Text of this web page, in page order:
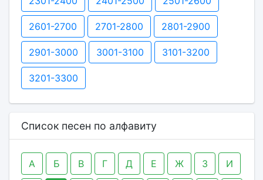
2601-2700 2701-2800 2801-2900
2901-3000 3001-3100 3101-3200
3201-3300
Список песен по алфавиту
А Б В Г Д Е Ж З И